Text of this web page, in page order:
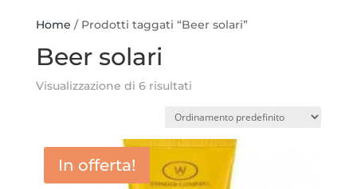
Home / Prodotti taggati “Beer solari”
Beer solari
Visualizzazione di 6 risultati
In offerta!